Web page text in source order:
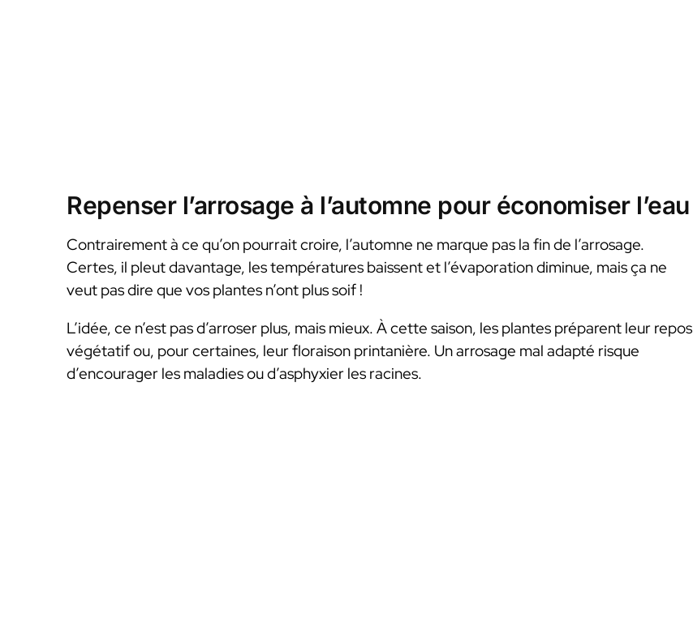
Repenser l’arrosage à l’automne pour économiser l’eau
Contrairement à ce qu’on pourrait croire, l’automne ne marque pas la fin de l’arrosage.
Certes, il pleut davantage, les températures baissent et l’évaporation diminue, mais ça ne
veut pas dire que vos plantes n’ont plus soif !
L’idée, ce n’est pas d’arroser plus, mais mieux. À cette saison, les plantes préparent leur repos
végétatif ou, pour certaines, leur floraison printanière. Un arrosage mal adapté risque
d’encourager les maladies ou d’asphyxier les racines.